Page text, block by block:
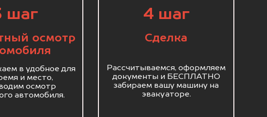
шаг
осмотр
в удобное для
и место,
осмотр
автомобиля.
4 шаг
Сделка
Рассчитываемся, оформляем
документы и БЕСПЛАТНО
забираем вашу машину на
эвакуаторе.